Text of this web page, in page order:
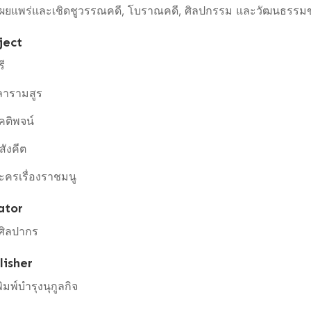
ผยแพร่และเชิดชูวรรณคดี, โบราณคดี, ศิลปกรรม และวัฒนธรรม
ารามสูร
ติพจน์
งคีต
ครเรื่องราชมนู
ลปากร
มพ์บำรุงนุกูลกิจ